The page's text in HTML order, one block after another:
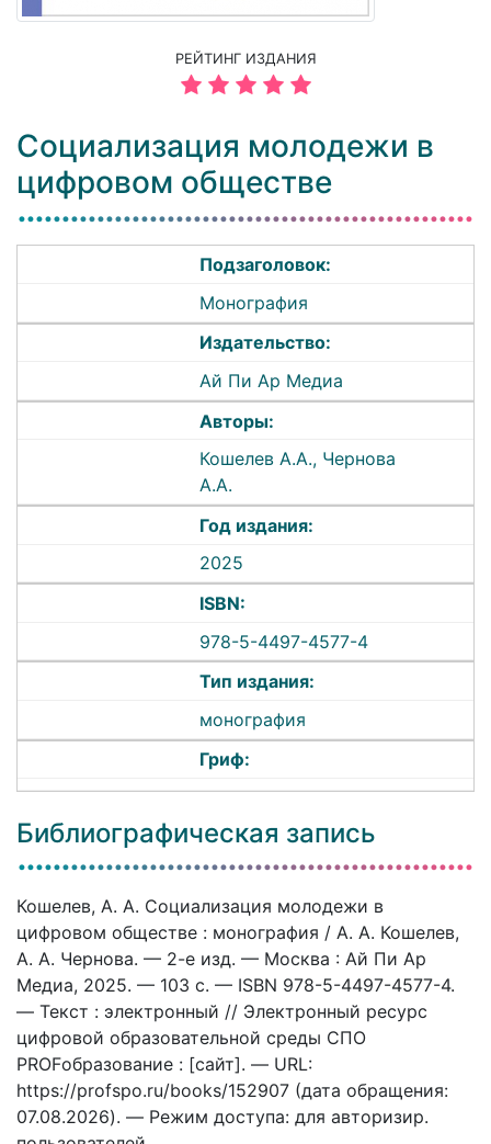
РЕЙТИНГ ИЗДАНИЯ
Социализация молодежи в
цифровом обществе
Подзаголовок:
Монография
Издательство:
Ай Пи Ар Медиа
Авторы:
Кошелев А.А., Чернова
А.А.
Год издания:
2025
ISBN:
978-5-4497-4577-4
Тип издания:
монография
Гриф:
Библиографическая запись
Кошелев, А. А. Социализация молодежи в
цифровом обществе : монография / А. А. Кошелев,
А. А. Чернова. — 2-е изд. — Москва : Ай Пи Ар
Медиа, 2025. — 103 c. — ISBN 978-5-4497-4577-4.
— Текст : электронный // Электронный ресурс
цифровой образовательной среды СПО
PROFобразование : [сайт]. — URL:
https://profspo.ru/books/152907 (дата обращения:
07.08.2026). — Режим доступа: для авторизир.